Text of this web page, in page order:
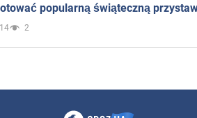
popularną świąteczną
2